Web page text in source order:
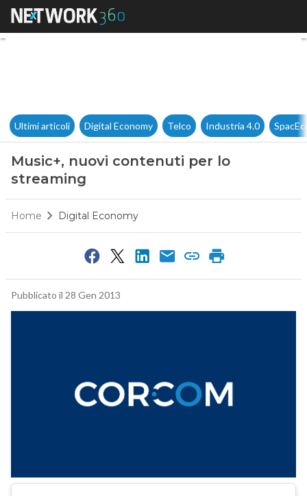
Music+, nuovi contenuti per
Ultimi articoli Digital Economy Telco Industria 4.0
Music+, nuovi contenuti per lo
streaming
Home Digital Economy
Pubblicato il 28 Gen 2013